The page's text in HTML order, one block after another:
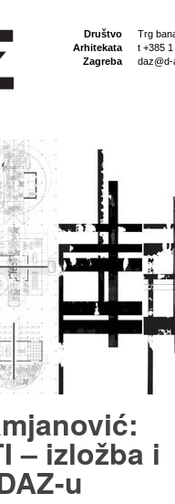
Društvo
Arhitekata
Zagreba
Trg
t +385 1
– izložba i
u